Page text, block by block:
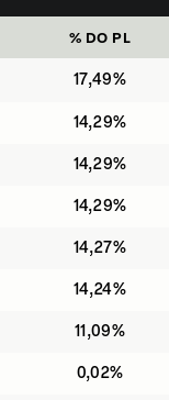
% DO PL
17,49%
14,29%
14,29%
14,29%
14,27%
14,24%
11,09%
0,02%